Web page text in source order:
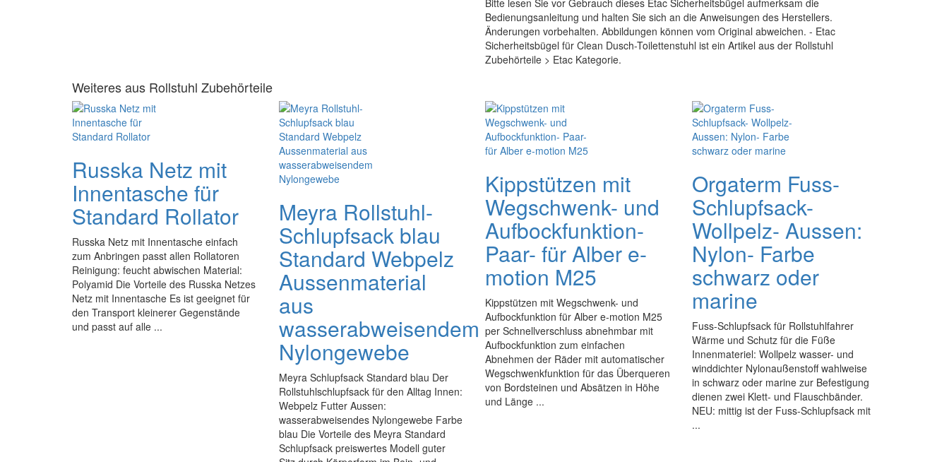
Bitte lesen Sie vor Gebrauch dieses Etac Sicherheitsbügel aufmerksam die
Bedienungsanleitung und halten Sie sich an die Anweisungen des Herstellers.
Änderungen vorbehalten. Abbildungen können vom Original abweichen. - Etac
Sicherheitsbügel für Clean Dusch-Toilettenstuhl ist ein Artikel aus der Rollstuhl
Zubehörteile > Etac Kategorie.
Weiteres aus Rollstuhl Zubehörteile
Russka Netz mit
Innentasche für
Standard Rollator
Russka Netz mit Innentasche einfach
zum Anbringen passt allen Rollatoren
Reinigung: feucht abwischen Material:
Polyamid Die Vorteile des Russka Netzes
Netz mit Innentasche Es ist geeignet für
den Transport kleinerer Gegenstände
und passt auf alle ...
Meyra Rollstuhl-
Schlupfsack blau
Standard Webpelz
Aussenmaterial
aus
wasserabweisendem
Nylongewebe
Meyra Schlupfsack Standard blau Der
Rollstuhlschlupfsack für den Alltag Innen:
Webpelz Futter Aussen:
wasserabweisendes Nylongewebe Farbe
blau Die Vorteile des Meyra Standard
Schlupfsack preiswertes Modell guter
Kippstützen mit
Wegschwenk- und
Aufbockfunktion-
Paar- für Alber e-
motion M25
Kippstützen mit Wegschwenk- und
Aufbockfunktion für Alber e-motion M25
per Schnellverschluss abnehmbar mit
Aufbockfunktion zum einfachen
Abnehmen der Räder mit automatischer
Wegschwenkfunktion für das Überqueren
von Bordsteinen und Absätzen in Höhe
und Länge ...
Orgaterm Fuss-
Schlupfsack-
Wollpelz- Aussen:
Nylon- Farbe
schwarz oder
marine
Fuss-Schlupfsack für Rollstuhlfahrer
Wärme und Schutz für die Füße
Innenmateriel: Wollpelz wasser- und
winddichter Nylonaußenstoff wahlweise
in schwarz oder marine zur Befestigung
dienen zwei Klett- und Flauschbänder.
NEU: mittig ist der Fuss-Schlupfsack mit
...